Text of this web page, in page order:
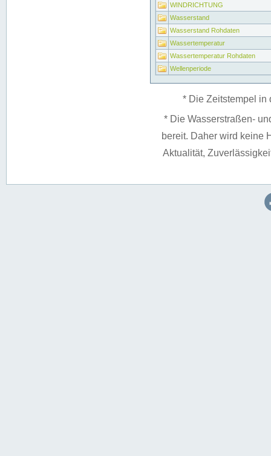
WINDRICHTUNG
Wasserstand
Wasserstand Rohdaten
Wassertemperatur
Wassertemperatur Rohdaten
Wellenperiode
* Die Zeitstempel in
* Die Wasserstraßen-
bereit. Daher wird keine
Aktualität,